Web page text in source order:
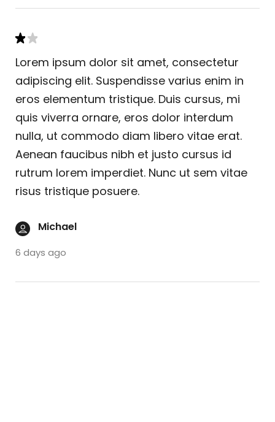
Lorem ipsum dolor sit amet, consectetur
adipiscing elit. Suspendisse varius enim in
eros elementum tristique. Duis cursus, mi
quis viverra ornare, eros dolor interdum
nulla, ut commodo diam libero vitae erat.
Aenean faucibus nibh et justo cursus id
rutrum lorem imperdiet. Nunc ut sem vitae
risus tristique posuere.
Michael
6 days ago